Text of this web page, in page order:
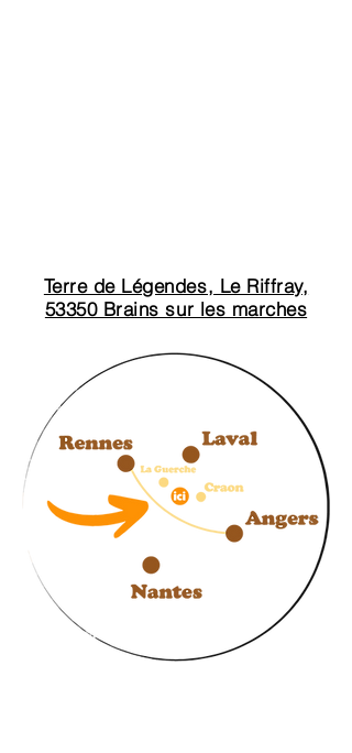
Terre de Légendes, Le Riffray,
53350 Brains sur les marches